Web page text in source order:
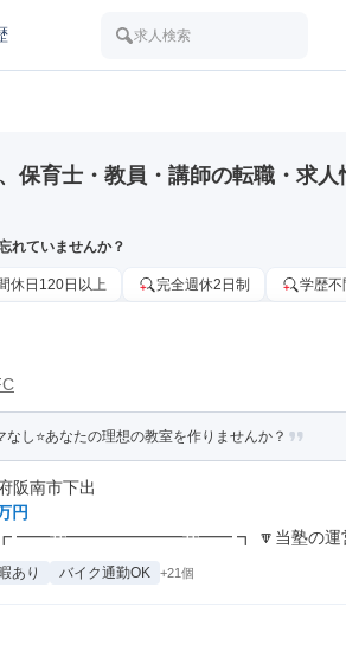
求人検索
保育士・教員・講師の転職・求人
れていませんか？
休日120日以上 完全週休2日制 学歴不
なし⭐あなたの理想の教室を作りませんか？
阪南市下出
円
┏ ━━┅━━━━━━━┅━━ ┓ 🔽当塾の運営
あり バイク通勤OK +21個